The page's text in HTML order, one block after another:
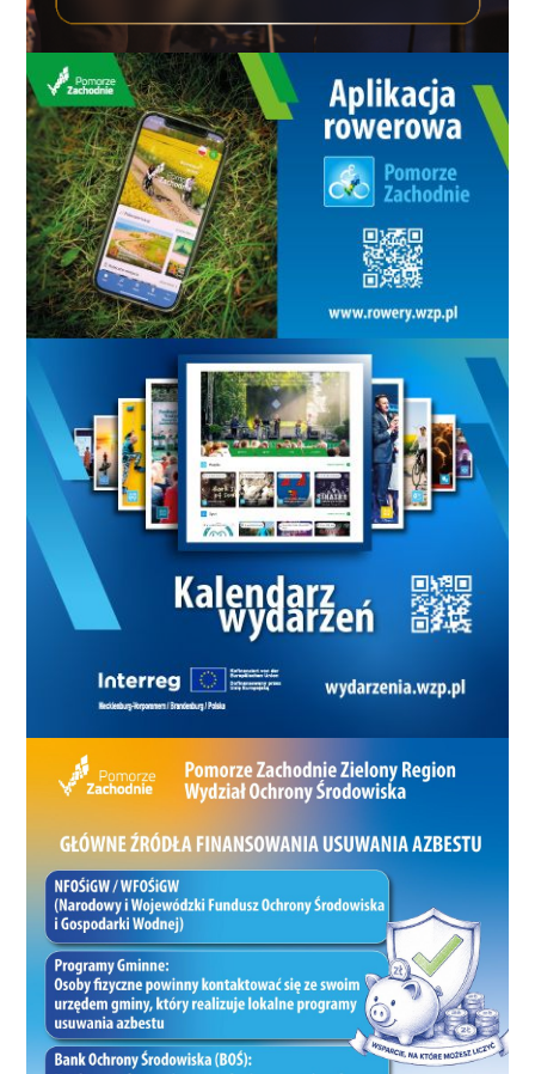
Świętego, oraz przez zanurzenie
krzyża. Nawet jeśli ceremonia
odbywa się na brzegu, najczęściej
święci się wodę nie z rzeki (która w
naszych czasach jest zwykle zbyt
brudna), ale inną, uprzednio
przygotowaną w zbiornikach.
Jordańską wodę wierni spożywają
tego dnia w czasie liturgii, a także
zabierają do domu. Kropi się nią
obejścia, pola, przechowuje się na
różne potrzeby. Jordańską wodę
przynosi do domów także kapłan
chodzący po kolędzie (stąd wizyta
duszpasterska zaczyna się zawsze
dopiero po Święcie Objawienia
Pańskiego). Woda ta jest znana z
tego, że zachowuje świeżość
przez bardzo długi czas.